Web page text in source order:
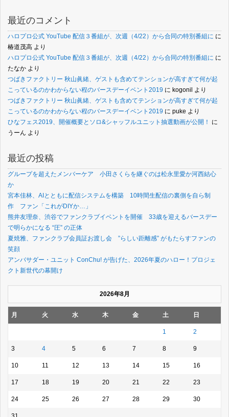
最近のコメント
ハロプロ公式 YouTube 配信３番組が、次週（4/22）から合同の特別番組に に
椿道茂高 より
ハロプロ公式 YouTube 配信３番組が、次週（4/22）から合同の特別番組に に
たなか より
つばきファクトリー 秋山眞緒、ゲストも含めてテンションが高すぎて何が起
こっているのかわからない程のバースデーイベント2019 に kogonil より
つばきファクトリー 秋山眞緒、ゲストも含めてテンションが高すぎて何が起
こっているのかわからない程のバースデーイベント2019 に puke より
ひなフェス2019、開催概要とソロ&シャッフルユニット抽選動画が公開！
に
うーん より
最近の投稿
グループを超えたメンバーケア 小田さくらを継ぐのは松永里愛か河西結心
か
宮本佳林、AIとともに配信システムを構築 10時間生配信の裏側を自ら制
作 ファン「これがDIYか…」
熊井友理奈、渋谷でファンクラブイベントを開催 33歳を迎えるバースデー
で明らかになる “圧” の正体
夏焼雅、ファンクラブ会員証お渡し会 ”らしい距離感” がもたらすファンの
笑顔
アンバサダー・ユニット ConChu! が告げた、2026年夏のハロー！プロジェ
クト新世代の幕開け
2026年8月
月 火 水 木 金 土 日
1 2
3 4 5 6 7 8 9
10 11 12 13 14 15 16
17 18 19 20 21 22 23
24 25 26 27 28 29 30